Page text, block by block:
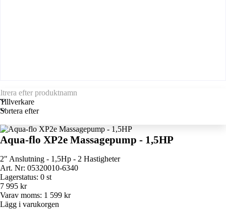
Tillverkare
Sortera efter
Aqua-flo XP2e Massagepump - 1,5HP
2" Anslutning - 1,5Hp - 2 Hastigheter
Art. Nr: 05320010-6340
Lagerstatus: 0 st
7 995 kr
Varav moms: 1 599 kr
Lägg i varukorgen